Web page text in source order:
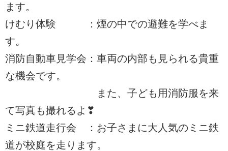
ます。
けむり体験 ：煙の中での避難を学べま
す。
消防自動車見学会：車両の内部も見られる貴重
な機会です。
また、子ども用消防服を来
て写真も撮れるよ❣
ミニ鉄道走行会 ：お子さまに大人気のミニ鉄
道が校庭を走ります。